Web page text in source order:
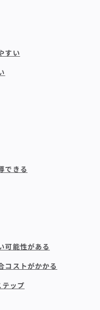
すい
できる
可能性がある
コストがかかる
ップ